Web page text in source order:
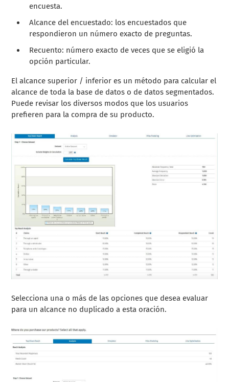
encuesta.
Alcance del encuestado: los encuestados que
respondieron un número exacto de preguntas.
Recuento: número exacto de veces que se eligió la
opción particular.
El alcance superior / inferior es un método para calcular el
alcance de toda la base de datos o de datos segmentados.
Puede revisar los diversos modos que los usuarios
prefieren para la compra de su producto.
Selecciona una o más de las opciones que desea evaluar
para un alcance no duplicado a esta oración.